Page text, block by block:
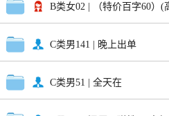
B类女02 | （特价百字60）(
C类男141 | 晚上出单
C类男51 | 全天在